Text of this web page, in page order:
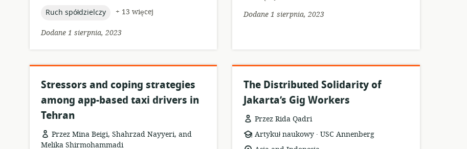
topic:
Ruch spółdzielczy
+ 13 więcej
Dodane 1 sierpnia, 2023
Dodane 1 sierpnia, 2023
Stressors and coping strategies
among app-based taxi drivers in
Tehran
Przez Mina Beigi, Shahrzad Nayyeri, and
Melika Shirmohammadi
The Distributed Solidarity of
Jakarta’s Gig Workers
Przez Rida Qadri
format
zasobów:
Artykuł naukowy .
wydawca:
USC Annenberg